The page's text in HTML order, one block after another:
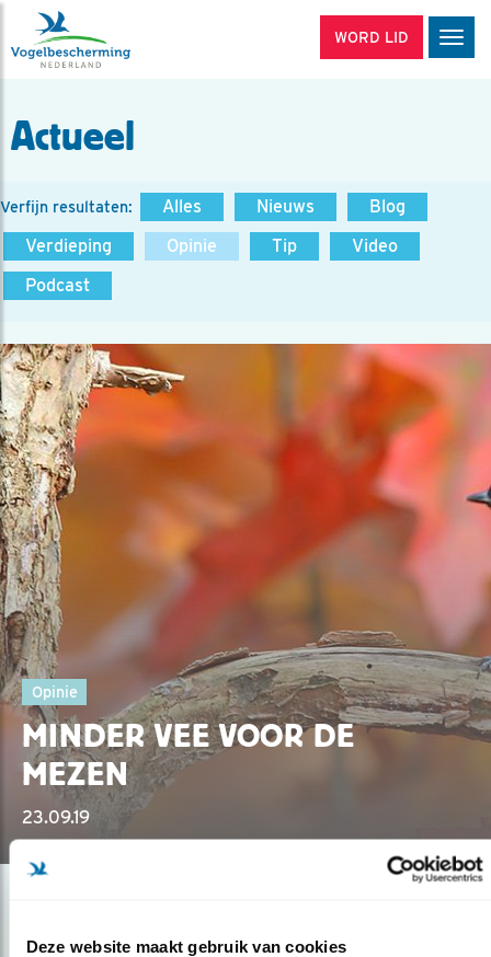
Deze website maakt gebruik van cookies
WORD LID
Actueel
Verfijn resultaten: Alles Nieuws
Blog
Verdieping
Opinie Tip
Video
Podcast
Opinie
MINDER VEE VOOR DE
MEZEN
23.09.19